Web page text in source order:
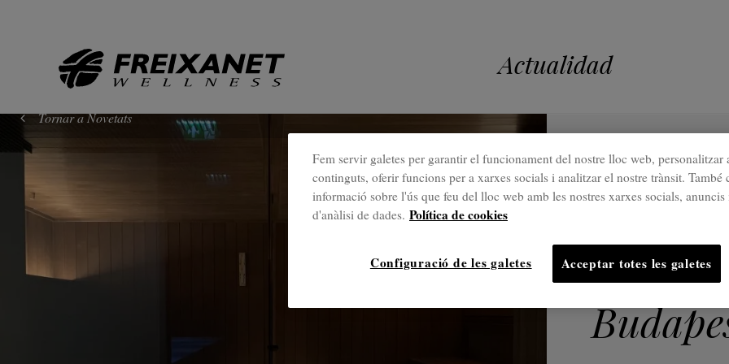
Actualidad
Tornar a Novetats
25 Mar.
Kozmo
Fem servir galetes per garantir el funcionament del nostre lloc web, personalitzar
continguts, oferir funcions per a xarxes socials i analitzar el nostre trànsit. També
informació sobre l'ús que feu del lloc web amb les nostres xarxes socials, anuncis
d'anàlisi de dades. Política de cookies
Acceptar totes les galetes
Configuració de les galetes